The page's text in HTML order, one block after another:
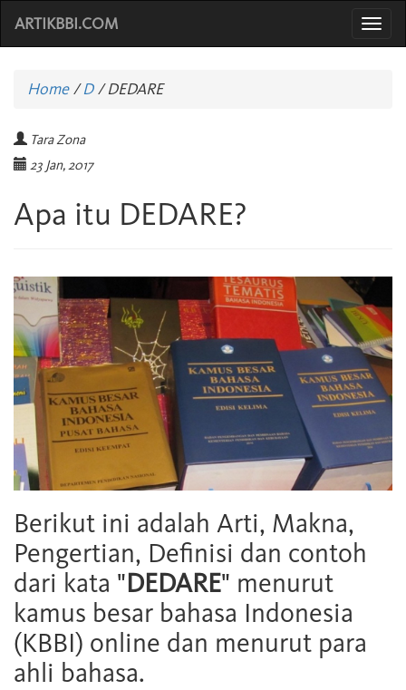
ARTIKBBI.COM
Home/D /DEDARE
Tara Zona
23 Jan, 2017
Apa itu DEDARE?
Berikut ini adalah Arti, Makna,
Pengertian, Definisi dan contoh
dari kata "DEDARE" menurut
kamus besar bahasa Indonesia
(KBBI) online dan menurut para
ahli bahasa.